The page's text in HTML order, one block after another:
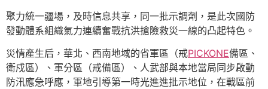
聚力統一疆場，及時信息共享，同一批示調劑，是此次國防
發動體系組織氣力連續奮戰抗洪搶險救災一線的凸起特色。
災情產生后，華北、西南地域的省軍區（戒PICKONE備區、
衛戍區）、軍分區（戒備區）、人武部與本地當局同步啟動
防汛應急呼應，軍地引導第一時光進進批示地位，在戰區前